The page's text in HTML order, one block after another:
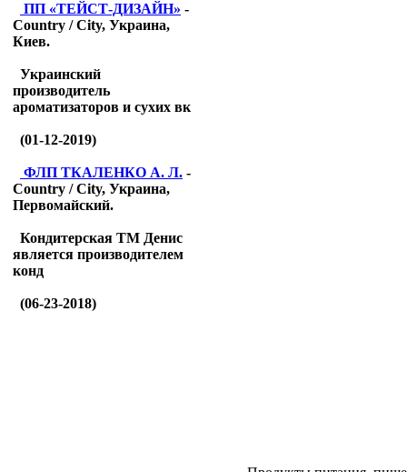
ПП «ТЕЙСТ-ДИЗАЙН» -
Country / City, Украина,
Киев.
Украинский
производитель
ароматизаторов и сухих вк
(01-12-2019)
ФЛП ТКАЛЕНКО А. Л. -
Country / City, Украина,
Первомайский.
Кондитерская ТМ Денис
является производителем
конд
(06-23-2018)